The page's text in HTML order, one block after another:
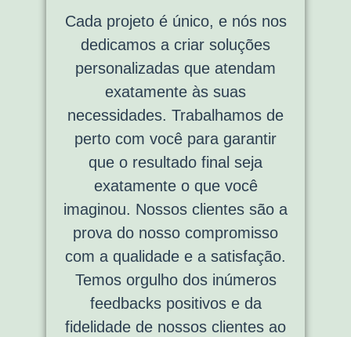
Cada projeto é único, e nós nos
dedicamos a criar soluções
personalizadas que atendam
exatamente às suas
necessidades. Trabalhamos de
perto com você para garantir
que o resultado final seja
exatamente o que você
imaginou. Nossos clientes são a
prova do nosso compromisso
com a qualidade e a satisfação.
Temos orgulho dos inúmeros
feedbacks positivos e da
fidelidade de nossos clientes ao